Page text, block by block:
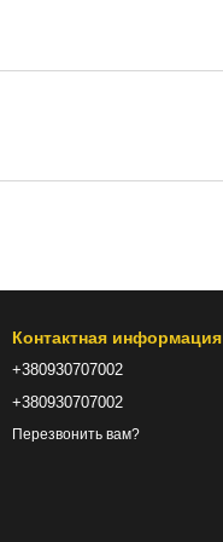
Контактная информация
+380930707002
+380930707002
Перезвонить вам?